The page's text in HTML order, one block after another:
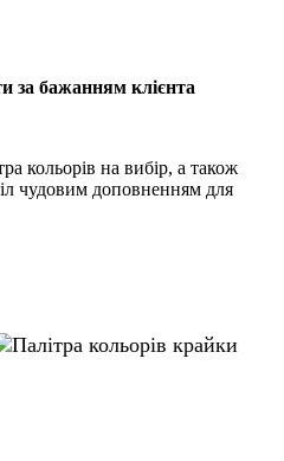
за бажанням клієнта
кольорів на вибір, а також
чудовим доповненням для